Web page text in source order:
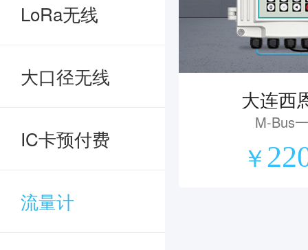
LoRa无线
大口径无线
IC卡预付费
流量计
大连西
M-Bus
￥